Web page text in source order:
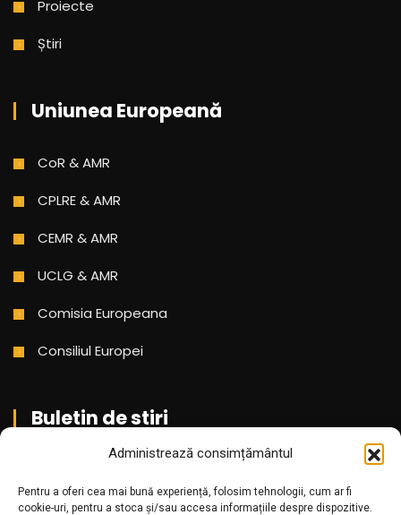
Administrează consimțământul
Pentru a oferi cea mai bună experiență, folosim tehnologii, cum ar fi
cookie-uri, pentru a stoca și/sau accesa informațiile despre dispozitive.
Proiecte
Știri
Uniunea Europeană
CoR & AMR
CPLRE & AMR
CEMR & AMR
UCLG & AMR
Comisia Europeana
Consiliul Europei
Buletin de stiri
Aboneaza-te pentru a primi cele mai noi stiri din partea
noastra!